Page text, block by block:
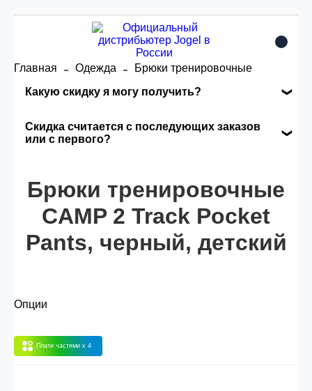
Главная Одежда
Брюки тренировочные
Какую скидку я могу получить?
розничной цене
Опт 5(25%) -
сумма всех заказов за 6 месяцев -
Опт 4
Скидка считается с последующих заказов
или с первого?
автоматически активизируется в корзине вашего
заказа.
Брюки тренировочные
CAMP 2 Track Pocket
Pants, черный, детский
Опции
Плати частями x 4